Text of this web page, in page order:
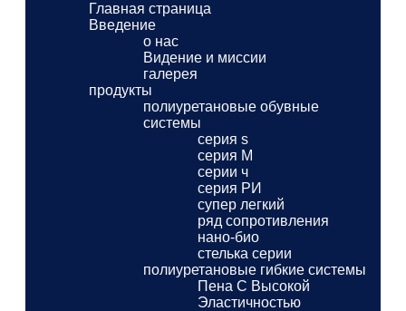
Главная страница
Введение
о нас
Видение и миссии
галерея
продукты
полиуретановые обувные
системы
серия s
серия M
серии ч
серия РИ
супер легкий
ряд сопротивления
нано-био
стелька серии
полиуретановые гибкие системы
Пена С Высокой
Эластичностью